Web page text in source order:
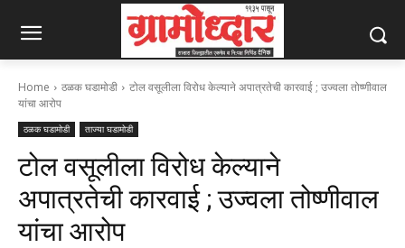
Home ठळक घडामोडी
टोल वसूलीला विरोध केल्याने अपात्रतेची कारवाई ; उज्वला तोष्णीवाल
यांचा आरोप
ठळक घडामोडी ताज्या घडामोडी
टोल वसूलीला विरोध केल्याने
अपात्रतेची कारवाई ; उज्वला तोष्णीवाल
यांचा आरोप